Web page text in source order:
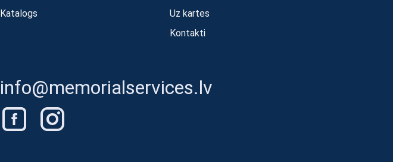
Katalogs
Uz kartes
Kontakti
info@memorialservices.lv